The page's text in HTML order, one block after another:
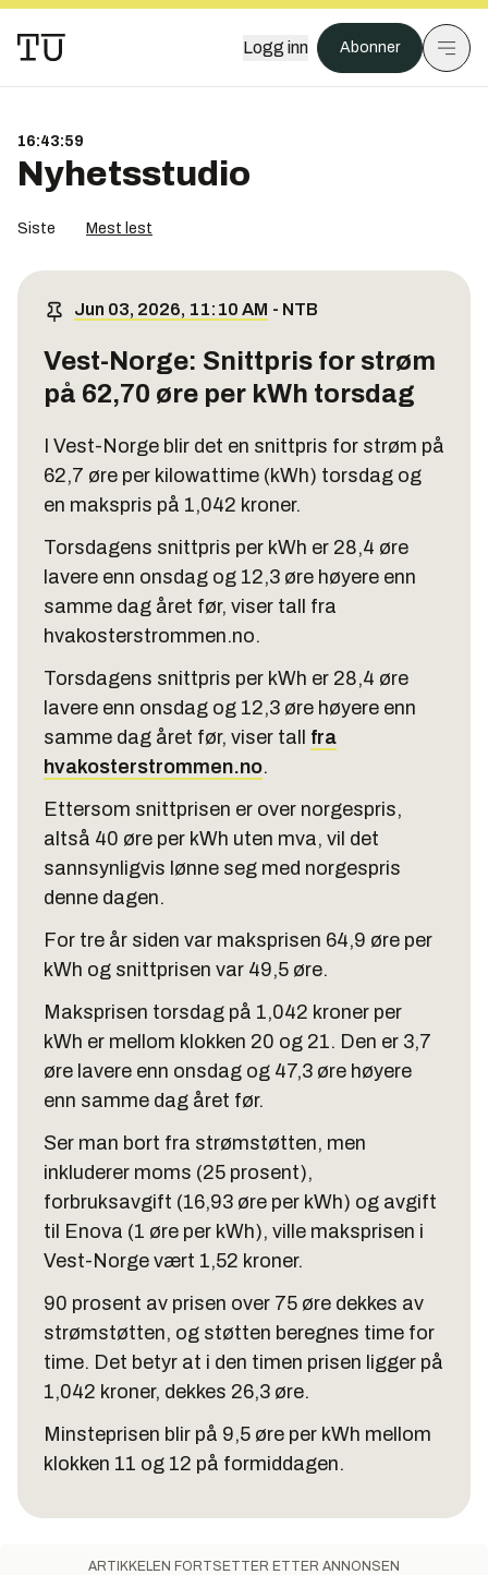
Logg inn Abonner
16:44:00
Nyhetsstudio
Siste Mest lest
Jun 03, 2026, 11:10 AM - NTB
Vest-Norge: Snittpris for strøm
på 62,70 øre per kWh torsdag
I Vest-Norge blir det en snittpris for strøm på
62,7 øre per kilowattime (kWh) torsdag og
en makspris på 1,042 kroner.
Torsdagens snittpris per kWh er 28,4 øre
lavere enn onsdag og 12,3 øre høyere enn
samme dag året før, viser tall fra
hvakosterstrommen.no.
Torsdagens snittpris per kWh er 28,4 øre
lavere enn onsdag og 12,3 øre høyere enn
samme dag året før, viser tall fra
hvakosterstrommen.no.
Ettersom snittprisen er over norgespris,
altså 40 øre per kWh uten mva, vil det
sannsynligvis lønne seg med norgespris
denne dagen.
For tre år siden var maksprisen 64,9 øre per
kWh og snittprisen var 49,5 øre.
Maksprisen torsdag på 1,042 kroner per
kWh er mellom klokken 20 og 21. Den er 3,7
øre lavere enn onsdag og 47,3 øre høyere
enn samme dag året før.
Ser man bort fra strømstøtten, men
inkluderer moms (25 prosent),
forbruksavgift (16,93 øre per kWh) og avgift
til Enova (1 øre per kWh), ville maksprisen i
Vest-Norge vært 1,52 kroner.
90 prosent av prisen over 75 øre dekkes av
strømstøtten, og støtten beregnes time for
time. Det betyr at i den timen prisen ligger på
1,042 kroner, dekkes 26,3 øre.
Minsteprisen blir på 9,5 øre per kWh mellom
klokken 11 og 12 på formiddagen.
ARTIKKELEN FORTSETTER ETTER ANNONSEN